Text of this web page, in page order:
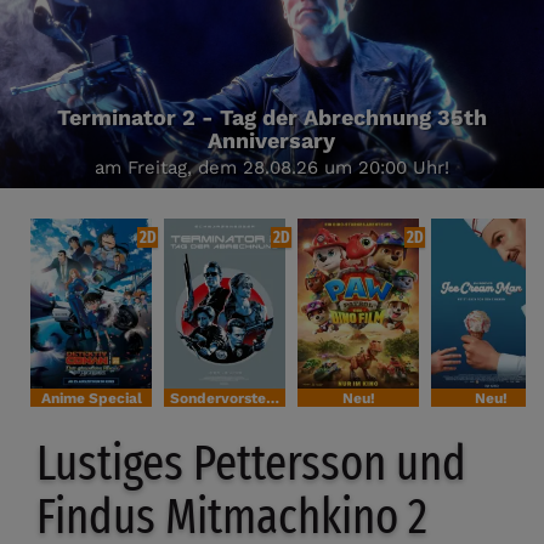
Terminator 2 - Tag der Abrechnung 35th
Anniversary
am Freitag, dem 28.08.26 um 20:00 Uhr!
2D
Anime Special
2D
Sondervorstellung
2D
Neu! Neu!
Lustiges Pettersson und
Findus Mitmachkino 2